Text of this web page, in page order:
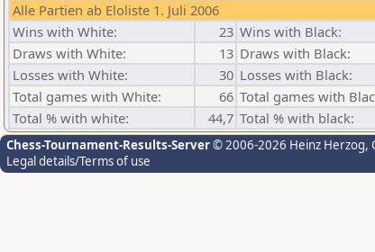
Alle Partien ab Eloliste 1. Juli 2006
Wins with White:
23 Wins with Black:
Draws with White:
13 Draws with Black:
Losses with White:
30 Losses with Black:
Total games with White:
66 Total games with
Total % with white:
44,7 Total % with black:
Chess-Tournament-Results-Server© 2006-2026 Heinz Herzog,
Legal details/Terms of use